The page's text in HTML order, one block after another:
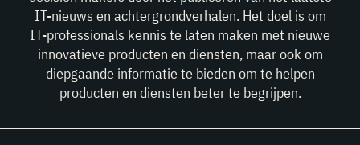
IT-nieuws en achtergrondverhalen. Het doel is om
IT-professionals kennis te laten maken met nieuwe
innovatieve producten en diensten, maar ook om
diepgaande informatie te bieden om te helpen
producten en diensten beter te begrijpen.